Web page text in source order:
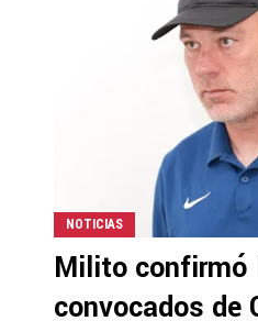
NOTICIAS
Milito confirmó
convocados de